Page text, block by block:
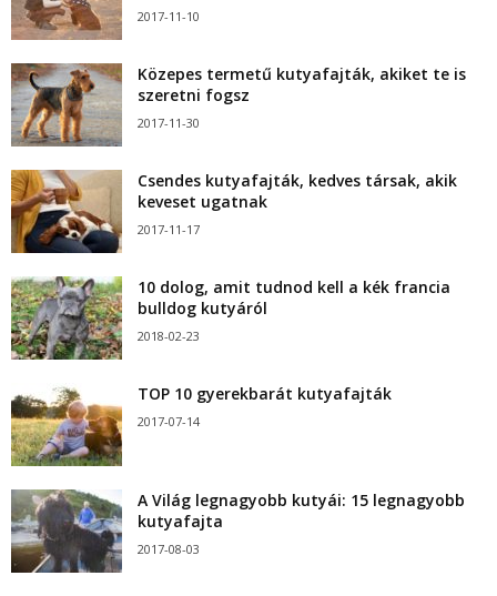
2017-11-10
Közepes termetű kutyafajták, akiket te is
szeretni fogsz
2017-11-30
Csendes kutyafajták, kedves társak, akik
keveset ugatnak
2017-11-17
10 dolog, amit tudnod kell a kék francia
bulldog kutyáról
2018-02-23
TOP 10 gyerekbarát kutyafajták
2017-07-14
A Világ legnagyobb kutyái: 15 legnagyobb
kutyafajta
2017-08-03